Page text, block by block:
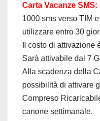
Carta Vacanze SMS:
1000 sms verso TIM
utilizzare entro 30
Il costo di attivazione
Sarà attivabile dal 7
Alla scadenza della
possibilità di attivare
Compreso
canone settimanale.